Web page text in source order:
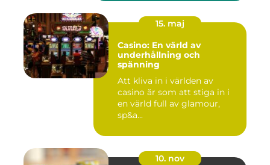
15. maj
Casino: En värld av
underhållning och
spänning
Att kliva in i världen av
casino är som att stiga in i
en värld full av glamour,
sp&a...
10. nov